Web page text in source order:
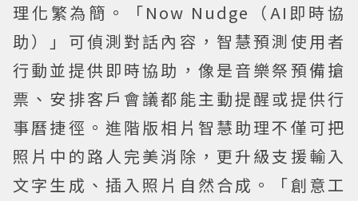
理化繁為簡。「Now Nudge（AI即時協
助）」可偵測對話內容，智慧預測使用者
行動並提供即時協助，像是音樂祭預備搶
票、安排客戶會議都能主動提醒或提供行
事曆捷徑。進階版相片智慧助理不僅可把
照片中的路人完美消除，更升級支援輸入
文字生成、插入照片自然合成。「創意工